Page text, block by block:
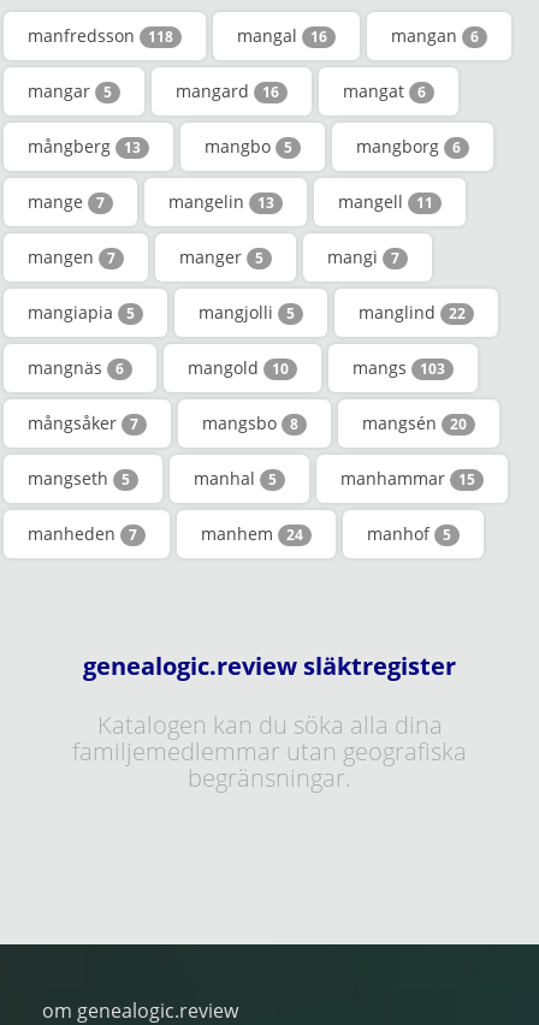
manfredsson 118 mangal 16 mangan 6
mangar 5 mangard 16 mangat 6
mångberg 13 mangbo 5 mangborg 6
mange 7 mangelin 13 mangell 11
mangen 7 manger 5 mangi 7
mangiapia 5 mangjolli 5 manglind 22
mangnäs 6 mangold 10 mangs 103
mångsåker 7 mangsbo 8 mangsén 20
mangseth 5 manhal 5 manhammar 15
manheden 7 manhem 24 manhof 5
genealogic.review släktregister
Katalogen kan du söka alla dina
familjemedlemmar utan geografiska
begränsningar.
om genealogic.review